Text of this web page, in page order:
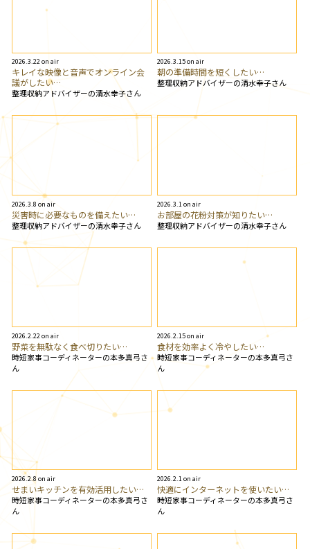
2026.3.22 on air
キレイな映像と音声でオンライン会
議がしたい…
整理収納アドバイザーの清水幸子さん
2026.3.15 on air
朝の準備時間を短くしたい…
整理収納アドバイザーの清水幸子さん
2026.3.8 on air
災害時に必要なものを備えたい…
整理収納アドバイザーの清水幸子さん
2026.3.1 on air
お部屋の花粉対策が知りたい…
整理収納アドバイザーの清水幸子さん
2026.2.22 on air
野菜を無駄なく食べ切りたい…
時短家事コーディネーターの本多真弓さ
ん
2026.2.15 on air
食材を効率よく冷やしたい…
時短家事コーディネーターの本多真弓さ
ん
2026.2.8 on air
せまいキッチンを有効活用したい…
時短家事コーディネーターの本多真弓さ
ん
2026.2.1 on air
快適にインターネットを使いたい…
時短家事コーディネーターの本多真弓さ
ん